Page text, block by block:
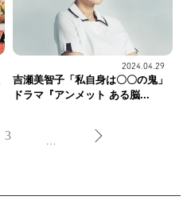
2024.04.29
吉瀬美智子「私自身は〇〇の鬼」
ドラマ『アンメット ある脳...
3